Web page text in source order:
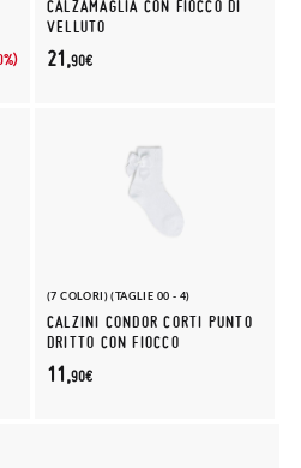
CALZAMAGLIA CON FIOCCO DI
VELLUTO
21,90€
(7 COLORI) (TAGLIE 00 - 4)
CALZINI CONDOR CORTI PUNTO
DRITTO CON FIOCCO
11,90€